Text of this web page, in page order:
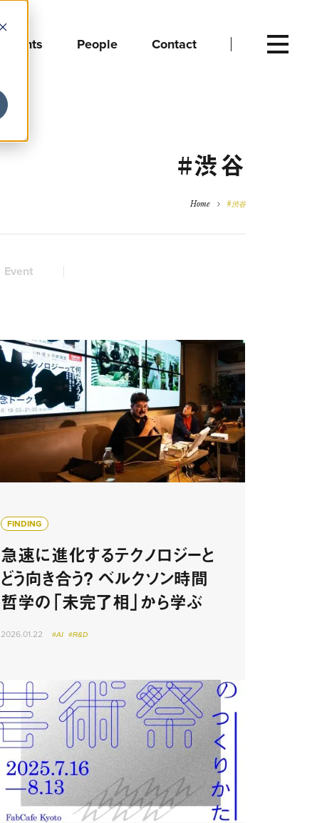
Events People Contact
#渋谷
Home #渋谷
Event
FINDING
急速に進化するテクノロジーと
どう向き合う？ ベルクソン時間
哲学の「未完了相」から学ぶ
2026.01.22 #AI #R&D